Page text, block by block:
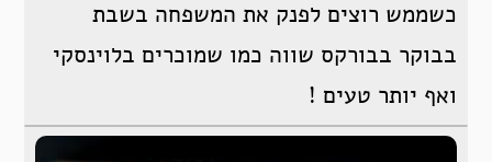
כשממש רוצים לפנק את המשפחה בשבת
בבוקר בבורקס שווה כמו שמוכרים בלוינסקי
ואף יותר טעים !